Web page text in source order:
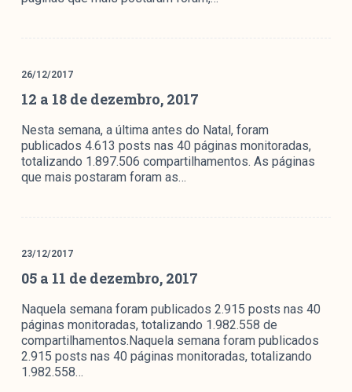
26/12/2017
12 a 18 de dezembro, 2017
Nesta semana, a última antes do Natal, foram
publicados 4.613 posts nas 40 páginas monitoradas,
totalizando 1.897.506 compartilhamentos. As páginas
que mais postaram foram as…
23/12/2017
05 a 11 de dezembro, 2017
Naquela semana foram publicados 2.915 posts nas 40
páginas monitoradas, totalizando 1.982.558 de
compartilhamentos.Naquela semana foram publicados
2.915 posts nas 40 páginas monitoradas, totalizando
1.982.558…